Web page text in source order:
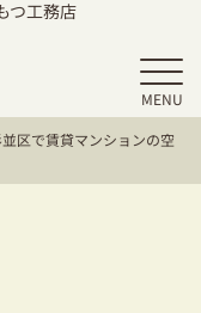
つ工務店
MENU
り
区で賃貸マンションの空